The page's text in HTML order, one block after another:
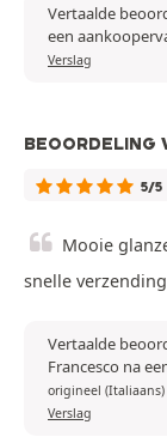
Vertaalde
een
Verslag
BEOORDELING
5/5
Mooie
snelle
Vertaalde
Francesco na
origineel (Italiaans)
Verslag